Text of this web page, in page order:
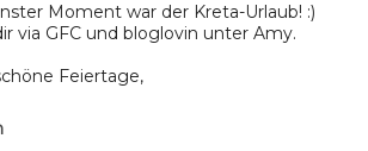
Moment war der Kreta-Urlaub! :)
via GFC und bloglovin unter Amy.
Feiertage,